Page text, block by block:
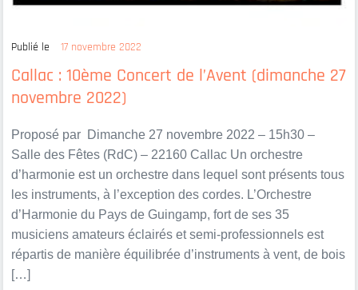
Callac : 10ème Concert de l’Avent (dimanche 27
novembre 2022)
Publié le 17 novembre 2022
Proposé par Dimanche 27 novembre 2022 – 15h30 –
Salle des Fêtes (RdC) – 22160 Callac Un orchestre
d’harmonie est un orchestre dans lequel sont présents tous
les instruments, à l’exception des cordes. L’Orchestre
d’Harmonie du Pays de Guingamp, fort de ses 35
musiciens amateurs éclairés et semi-professionnels est
répartis de manière équilibrée d’instruments à vent, de bois
[…]